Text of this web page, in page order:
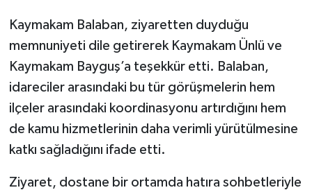
Kaymakam Balaban, ziyaretten duyduğu
memnuniyeti dile getirerek Kaymakam Ünlü ve
Kaymakam Bayguş’a teşekkür etti. Balaban,
idareciler arasındaki bu tür görüşmelerin hem
ilçeler arasındaki koordinasyonu artırdığını hem
de kamu hizmetlerinin daha verimli yürütülmesine
katkı sağladığını ifade etti.
Ziyaret, dostane bir ortamda hatıra sohbetleriyle